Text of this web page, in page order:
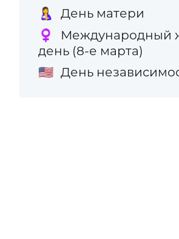
🤱 День матери
♀️
Международный
день (8-е марта)
🇺🇸 День